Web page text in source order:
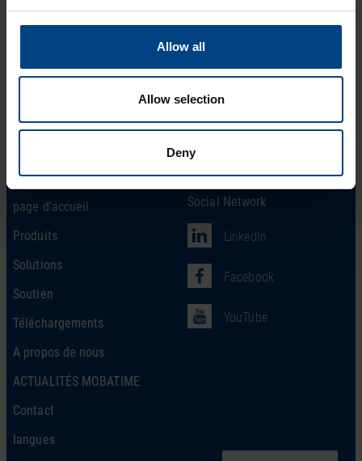
Allow all
Allow selection
Deny
page d’accueil
Produits
Solutions
Soutien
Téléchargements
A propos de nous
ACTUALITÉS MOBATIME
Contact
langues
Social Network
LinkedIn
Facebook
YouTube